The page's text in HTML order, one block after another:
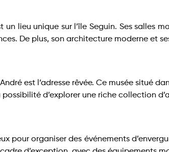
lieu unique sur l’île Seguin. Ses salles
De plus, son architecture moderne et
est l’adresse rêvée. Ce musée situé
d’explorer une riche collection
pour organiser des événements